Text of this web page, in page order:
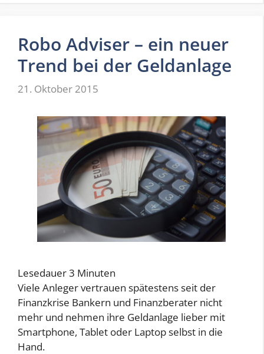
Robo Adviser – ein neuer
Trend bei der Geldanlage
21. Oktober 2015
Lesedauer3 Minuten
Viele Anleger vertrauen spätestens seit der
Finanzkrise Bankern und Finanzberater nicht
mehr und nehmen ihre Geldanlage lieber mit
Smartphone, Tablet oder Laptop selbst in die
Hand.